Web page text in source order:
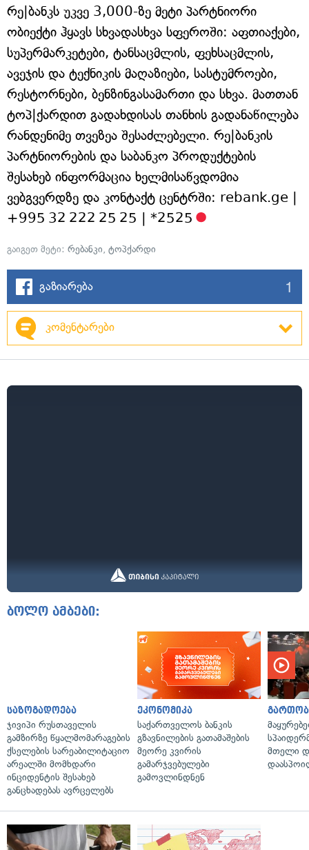
რე|ბანკს უკვე 3,000-ზე მეტი პარტნიორი
ობიექტი ჰყავს სხვადასხვა სფეროში: აფთიაქები,
სუპერმარკეტები, ტანსაცმლის, ფეხსაცმლის,
ავეჯის და ტექნიკის მაღაზიები, სასტუმროები,
რესტორნები, ბენზინგასამართი და სხვა. მათთან
ტოპ|ქარდით გადახდისას თანხის გადანაწილება
რანდენიმე თვეზეა შესაძლებელი. რე|ბანკის
პარტნიორების და საბანკო პროდუქტების
შესახებ ინფორმაცია ხელმისაწვდომია
ვებგვერდზე და კონტაქტ ცენტრში: rebank.ge |
+995 32 222 25 25 | *2525
გაიგეთ მეტი: რებანკი, ტოპქარდი
გაზიარება 1
კომენტარები
ბოლო ამბები:
საზოგადოება
ჯივიპი რუსთაველის
გამზირზე წყალმომარაგების
ქსელების სარეაბილიტაციო
არეალში მომხდარი
ინციდენტის შესახებ
განცხადებას ავრცელებს
ეკონომიკა
საქართველოს ბანკის
გზავნილების გათამაშების
მეორე კვირის
გამარჯვებულები
გამოვლინდნენ
მთელი